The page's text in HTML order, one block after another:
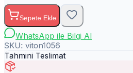
Sepete Ekle
WhatsApp ile Bilgi Al
SKU: viton1056
Tahmini Teslimat